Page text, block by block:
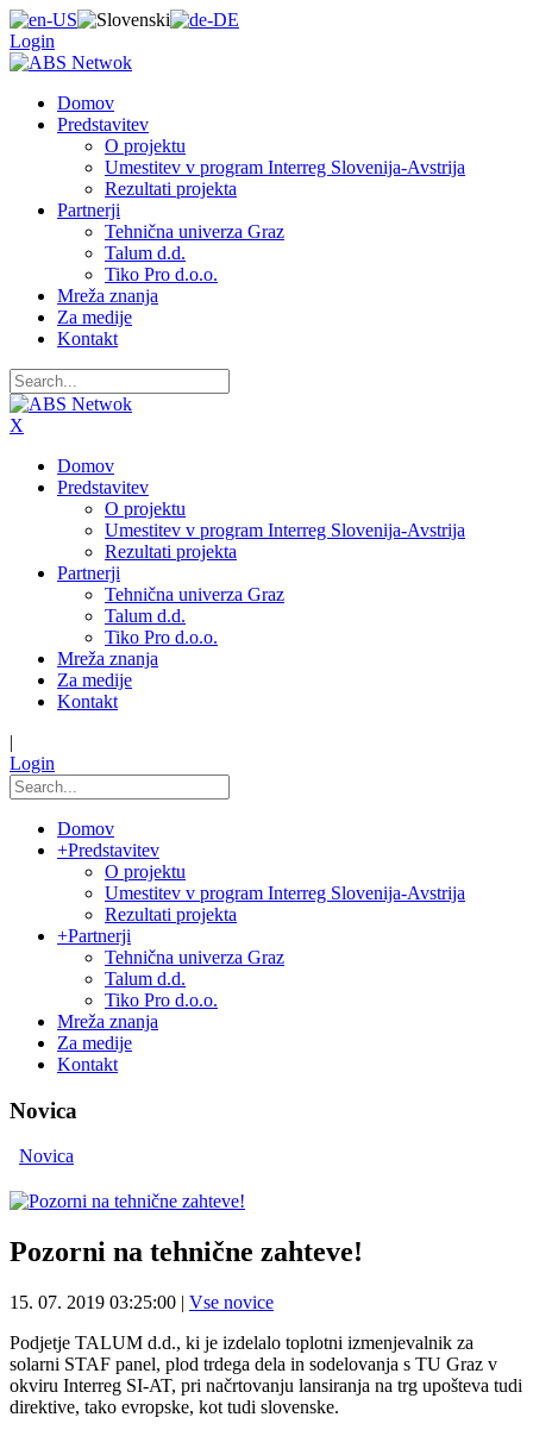
Login
Domov
Predstavitev
O projektu
Umestitev v program Interreg Slovenija-Avstrija
Rezultati projekta
Partnerji
Tehnična univerza Graz
Talum d.d.
Tiko Pro d.o.o.
Mreža znanja
Za medije
Kontakt
X
Domov
Predstavitev
O projektu
Umestitev v program Interreg Slovenija-Avstrija
Rezultati projekta
Partnerji
Tehnična univerza Graz
Talum d.d.
Tiko Pro d.o.o.
Mreža znanja
Za medije
Kontakt
|
Login
Domov
+Predstavitev
O projektu
Umestitev v program Interreg Slovenija-Avstrija
Rezultati projekta
+Partnerji
Tehnična univerza Graz
Talum d.d.
Tiko Pro d.o.o.
Mreža znanja
Za medije
Kontakt
Novica
Novica
Pozorni na tehnične zahteve!
15. 07. 2019 03:25:00 | Vse novice
Podjetje TALUM d.d., ki je izdelalo toplotni izmenjevalnik za
solarni STAF panel, plod trdega dela in sodelovanja s TU Graz v
okviru Interreg SI-AT, pri načrtovanju lansiranja na trg upošteva tudi
direktive, tako evropske, kot tudi slovenske.